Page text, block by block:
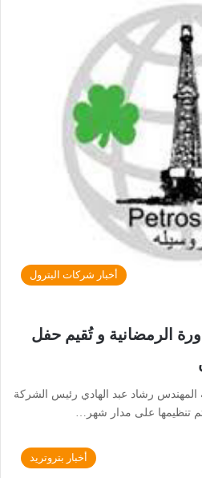
أخبار شركات البترول
الرمضانية و تُقيم حفل
رشاد عبد الهادي رئيس الشركة
تنظيمها على مدار شهر…
أخبار بتروتريد